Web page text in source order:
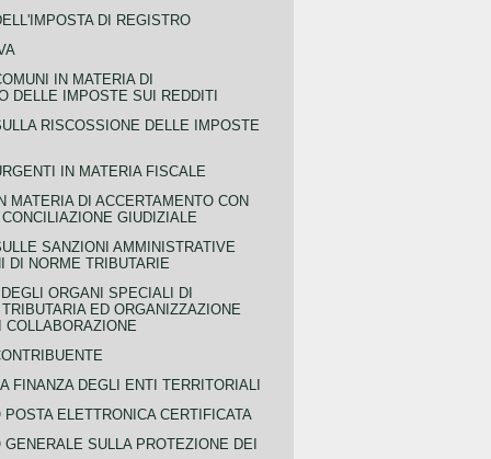
DI REGISTRO
IN MATERIA DI
DELLE IMPOSTE SUI REDDITI
RISCOSSIONE DELLE IMPOSTE
IN MATERIA FISCALE
MATERIA DI ACCERTAMENTO CON
GIUDIZIALE
SANZIONI AMMINISTRATIVE
DI NORME TRIBUTARIE
ORGANI SPECIALI DI
ED ORGANIZZAZIONE
COLLABORAZIONE
FINANZA DEGLI ENTI TERRITORIALI
ELETTRONICA CERTIFICATA
GENERALE SULLA PROTEZIONE DEI